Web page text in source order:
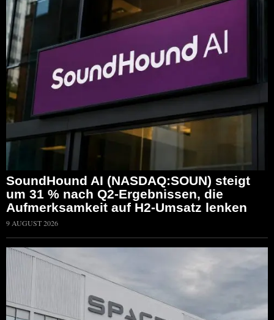
SoundHound AI (NASDAQ:SOUN) steigt
um 31 % nach Q2-Ergebnissen, die
Aufmerksamkeit auf H2-Umsatz lenken
9 AUGUST 2026